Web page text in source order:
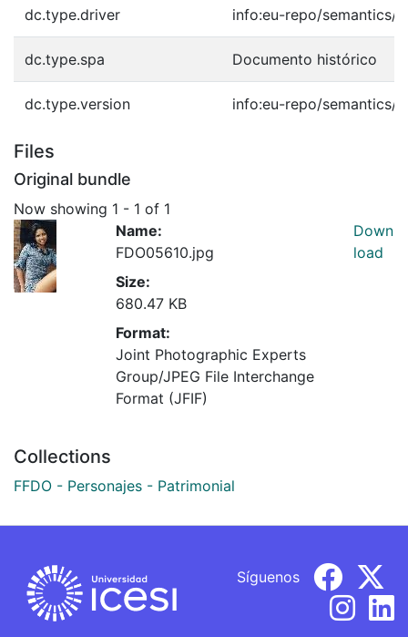
dc.type.driver info:eu-repo/semantics/
dc.type.spa Documento histórico
dc.type.version info:eu-repo/semantics/
Files
Original bundle
Now showing 1 - 1 of 1
Name:
FDO05610.jpg
Size:
680.47 KB
Format:
Joint Photographic Experts
Group/JPEG File Interchange
Format (JFIF)
Down
load
Collections
FFDO - Personajes - Patrimonial
Síguenos